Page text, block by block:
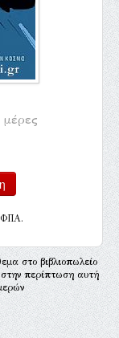
μέρες
ΦΠΑ.
στο βιβλιοπωλείο
περίπτωση αυτή